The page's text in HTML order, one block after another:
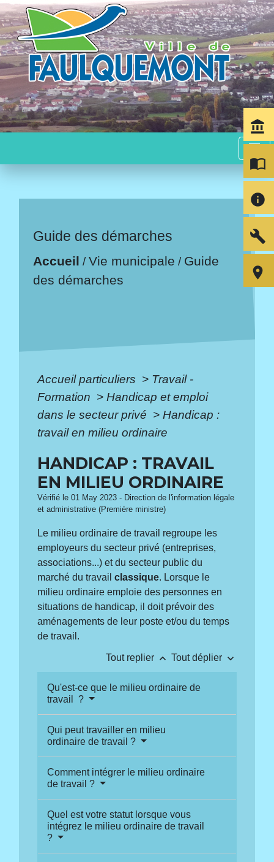
menu
Guide des démarches
Accueil /Vie municipale / Guide
des démarches
Accueil particuliers > Travail -
Formation > Handicap et emploi
dans le secteur privé > Handicap :
travail en milieu ordinaire
HANDICAP : TRAVAIL
EN MILIEU ORDINAIRE
Vérifié le 01 May 2023 - Direction de l'information légale
et administrative (Première ministre)
Le milieu ordinaire de travail regroupe les
employeurs du secteur privé (entreprises,
associations...) et du secteur public du
marché du travailclassique. Lorsque le
milieu ordinaire emploie des personnes en
situations de handicap, il doit prévoir des
aménagements de leur poste et/ou du temps
de travail.
Tout replier keyboard_arrow_up Tout déplier keyboard_arrow_down
Qu'est-ce que le milieu ordinaire de
travail ?
Qui peut travailler en milieu
ordinaire de travail ?
Comment intégrer le milieu ordinaire
de travail ?
Quel est votre statut lorsque vous
intégrez le milieu ordinaire de travail
?
account_balance
import_contacts
info
build
room